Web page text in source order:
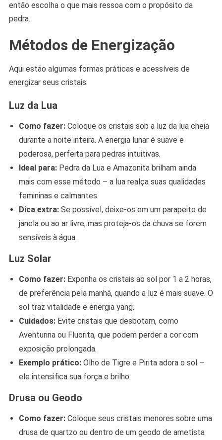
então escolha o que mais ressoa com o propósito da
pedra.
Métodos de Energização
Aqui estão algumas formas práticas e acessíveis de
energizar seus cristais:
Luz da Lua
Como fazer:Coloque os cristais sob a luz da lua cheia
durante a noite inteira. A energia lunar é suave e
poderosa, perfeita para pedras intuitivas.
Ideal para:Pedra da Lua e Amazonita brilham ainda
mais com esse método – a lua realça suas qualidades
femininas e calmantes.
Dica extra:Se possível, deixe-os em um parapeito de
janela ou ao ar livre, mas proteja-os da chuva se forem
sensíveis à água.
Luz Solar
Como fazer:Exponha os cristais ao sol por 1 a 2 horas,
de preferência pela manhã, quando a luz é mais suave. O
sol traz vitalidade e energia yang.
Cuidados:Evite cristais que desbotam, como
Aventurina ou Fluorita, que podem perder a cor com
exposição prolongada.
Exemplo prático:Olho de Tigre e Pirita adora o sol –
ele intensifica sua força e brilho.
Drusa ou Geodo
Como fazer:Coloque seus cristais menores sobre uma
drusa de quartzo ou dentro de um geodo de ametista